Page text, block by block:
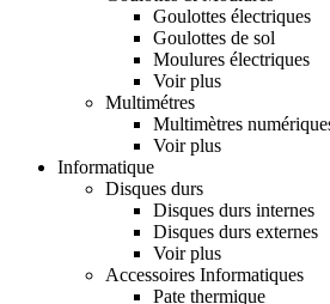
Goulottes électriques
Goulottes de sol
Moulures électriques
Voir plus
Multimétres
Multimètres
Voir plus
Informatique
Disques durs
Disques durs internes
Disques durs externes
Voir plus
Accessoires Informatiques
Pate thermique